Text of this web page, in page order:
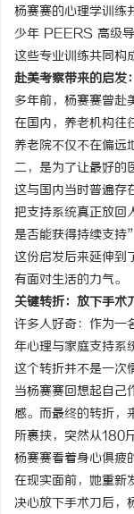
杨赛赛的心理学训练
少年 PEERS 高级导
这些专业训练共同构
赴美考察带来的启
多年前，杨赛赛曾赴
在国内，养老机构
养老院不仅不在偏远
二，是为了让最好的
这与国内当时普遍
把支持系统真正放回
是否能获得持续支持
这份启发后来延伸
有面对生活的力气。
关键转折：放下手术
许多人好奇：作为一
年心理与家庭支持系
这个转折并不是一次
当杨赛赛回想起自己
感。而最终的转折，
所裹挟，突然从180
杨赛赛看着身心俱疲
在现实面前，她重新
决心放下手术刀后，